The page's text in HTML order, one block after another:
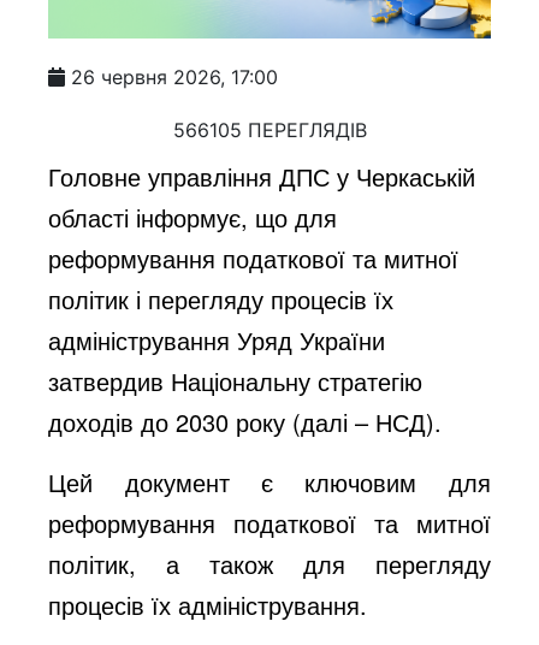
26 червня 2026, 17:00
566105 ПЕРЕГЛЯДІВ
Головне управління ДПС у Черкаській
області інформує, що для
реформування податкової та митної
політик і перегляду процесів їх
адміністрування Уряд України
затвердив Національну стратегію
доходів до 2030 року (далі – НСД).
Цей документ є ключовим для
реформування податкової та митної
політик, а також для перегляду
процесів їх адміністрування.